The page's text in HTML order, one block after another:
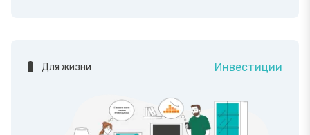
Для жизни Инвестиции